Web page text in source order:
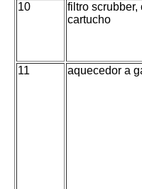
10
filtro scrubber,
cartucho
11 aquecedor a